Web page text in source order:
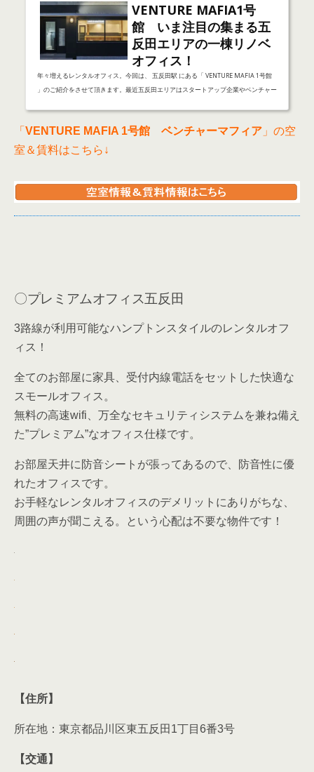
VENTURE MAFIA1号
館 いま注目の集まる五
反田エリアの一棟リノベ
オフィス！
年々増えるレンタルオフィス。今回は、 五反田駅 にある「 VENTURE MAFIA 1号館
」のご紹介をさせて頂きます。最近五反田エリアはスタートアップ企業やベンチャー
かなえられること、渋谷や新宿、羽田などへアクセスが容易であることなどが理由だ
そうです。その、注目の街「五反田」駅からわずか2分の立地。2020年2月、ビルを
「 VENTURE MAFIA 1号館 ベンチャーマフィア 」の空
室＆賃料はこちら↓
〇プレミアムオフィス五反田
3路線が利用可能なハンプトンスタイルのレンタルオフ
ィス！
全てのお部屋に家具、受付内線電話をセットした快適な
スモールオフィス。
無料の高速wifi、万全なセキュリティシステムを兼ね備え
た”プレミアム”なオフィス仕様です。
お部屋天井に防音シートが張ってあるので、防音性に優
れたオフィスです。
お手軽なレンタルオフィスのデメリットにありがちな、
周囲の声が聞こえる。という心配は不要な物件です！
【住所】
所在地：東京都品川区東五反田1丁目6番3号
【交通】